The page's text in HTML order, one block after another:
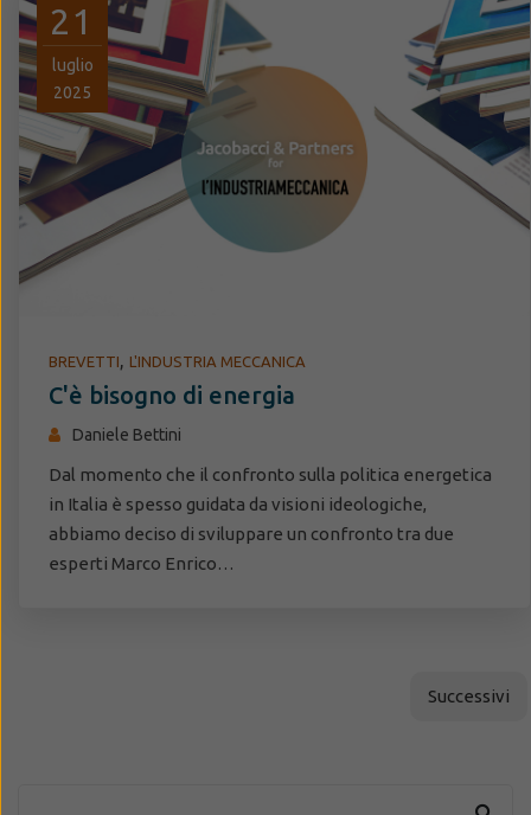
21
luglio
2025
BREVETTI, L'INDUSTRIA MECCANICA
C'è bisogno di energia
Daniele Bettini
Dal momento che il confronto sulla politica energetica
in Italia è spesso guidata da visioni ideologiche,
abbiamo deciso di sviluppare un confronto tra due
esperti Marco Enrico…
Successivi